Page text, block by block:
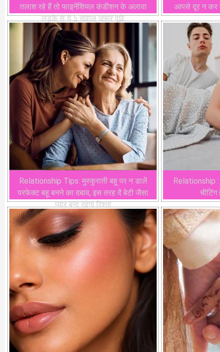
तलाश रहे हैं तो फाइनेंशियल कंडीशन के अलावा
लड़के से ये 5 सवाल जरूर पूछें:
आपसे दूर न कर
Relationship Tips: मुस्कुराती बहू पर न डालें
परफेक्ट बहू बनने का दबाव, इस तरह दें बेटी जैसा
प्यार बना रहेगा रिश्ता
Relationship :